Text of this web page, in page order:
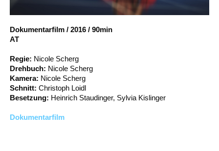
Dokumentarfilm / 2016 / 90min
AT
Regie: Nicole Scherg
Drehbuch: Nicole Scherg
Kamera: Nicole Scherg
Schnitt: Christoph Loidl
Besetzung: Heinrich Staudinger, Sylvia Kislinger
Dokumentarfilm